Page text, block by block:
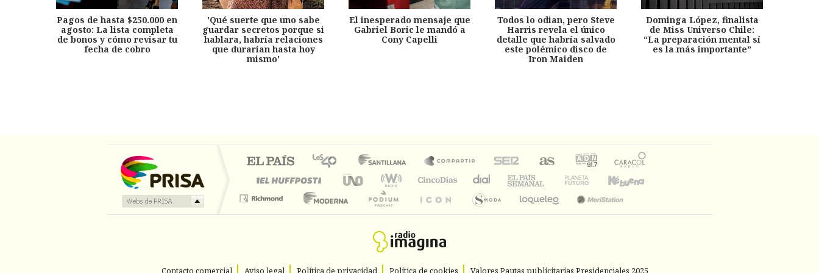
Pagos de hasta $250.000 en
agosto: La lista completa
de bonos y cómo revisar tu
fecha de cobro
'Qué suerte que uno sabe
guardar secretos porque si
hablara, habría relaciones
que durarían hasta hoy
mismo'
El inesperado mensaje que
Gabriel Boric le mandó a
Cony Capelli
Todos lo odian, pero Steve
Harris revela el único
detalle que habría salvado
este polémico disco de
Iron Maiden
Dominga López, finalista
de Miss Universo Chile:
“La preparación mental sí
es la más importante”
Contacto comercial Aviso legal Política de privacidad Política de cookies Valores Pautas publicitarias Presidenciales 2025